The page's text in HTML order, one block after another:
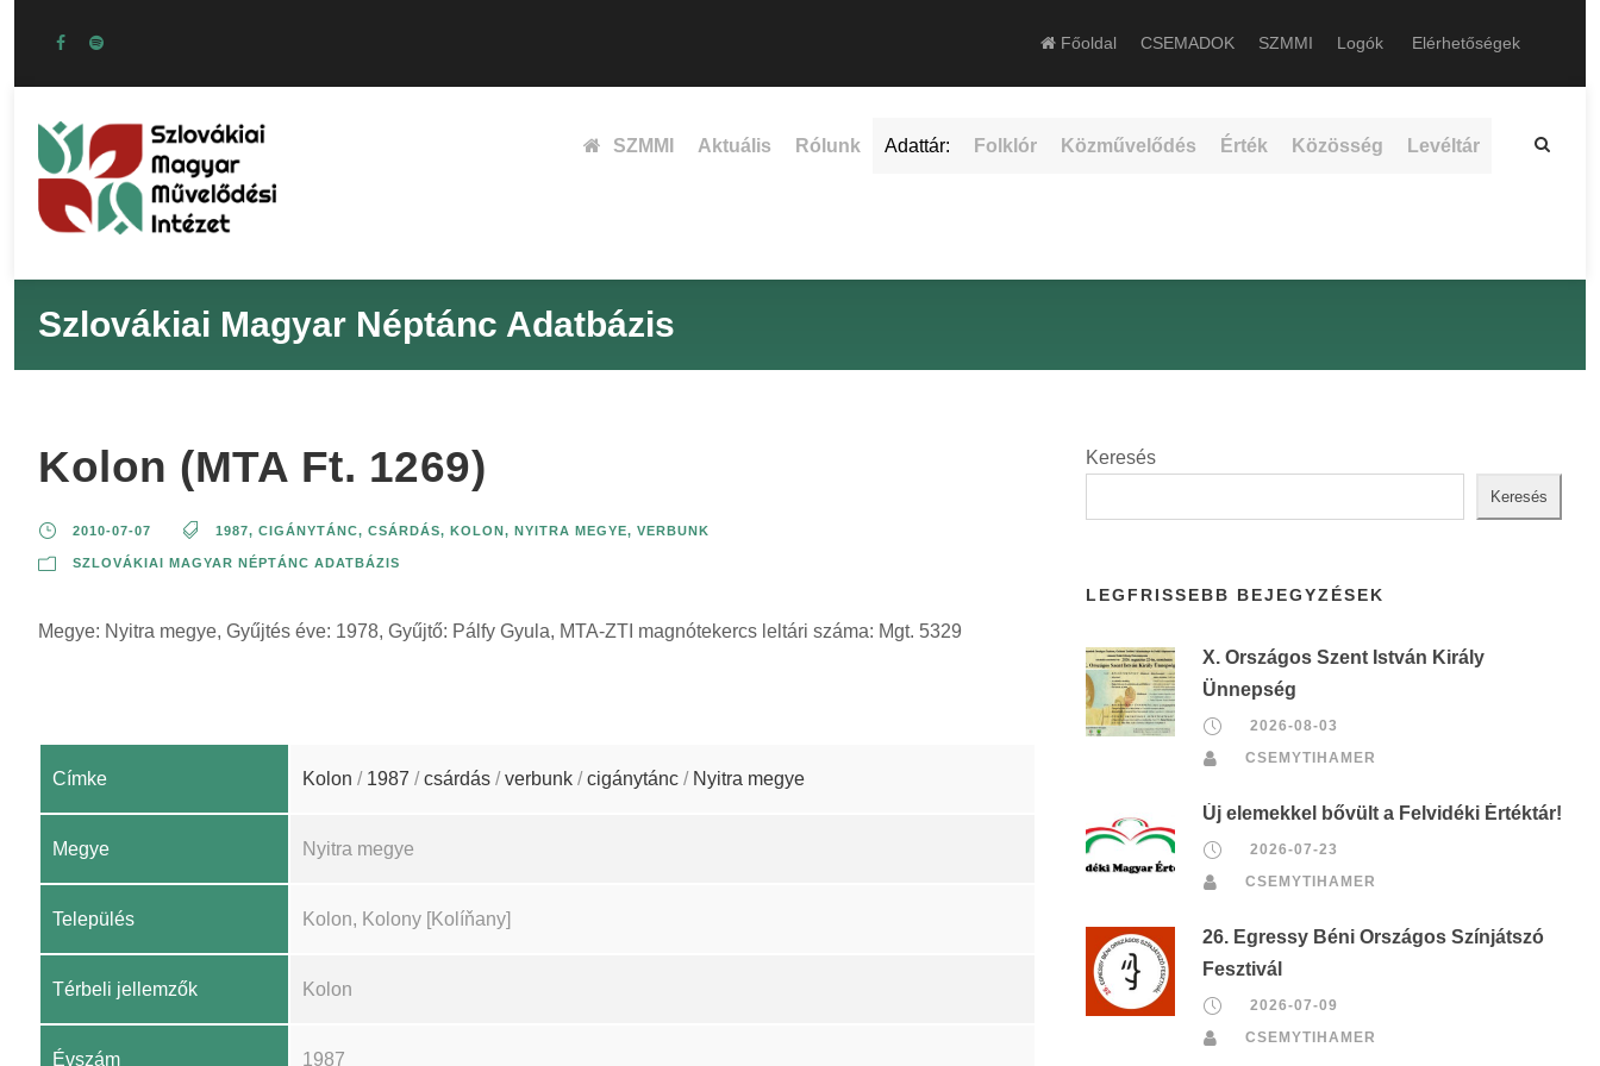
Főoldal CSEMADOK SZMMI Logók Elérhetőségek
SZMMI Aktuális Rólunk Adattár: Folklór Közművelődés Érték Közösség Levéltár
Szlovákiai Magyar Néptánc Adatbázis
Kolon (MTA Ft. 1269)
2010-07-07 1987, CIGÁNYTÁNC, CSÁRDÁS, KOLON, NYITRA MEGYE, VERBUNK
SZLOVÁKIAI MAGYAR NÉPTÁNC ADATBÁZIS
Megye: Nyitra megye, Gyűjtés éve: 1978, Gyűjtő: Pálfy Gyula, MTA-ZTI magnótekercs leltári száma: Mgt. 5329
Címke Kolon / 1987 /csárdás /verbunk /cigánytánc / Nyitra megye
Megye Nyitra megye
Település Kolon, Kolony [Kolíňany]
Térbeli jellemzők Kolon
Évszám 1987
Keresés
Keresés
LEGFRISSEBB BEJEGYZÉSEK
X. Országos Szent István Király
Ünnepség
2026-08-03
CSEMYTIHAMER
Új elemekkel bővült a Felvidéki Értéktár!
2026-07-23
CSEMYTIHAMER
26. Egressy Béni Országos Színjátszó
Fesztivál
2026-07-09
CSEMYTIHAMER